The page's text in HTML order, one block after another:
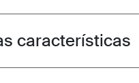
Toggle features
características